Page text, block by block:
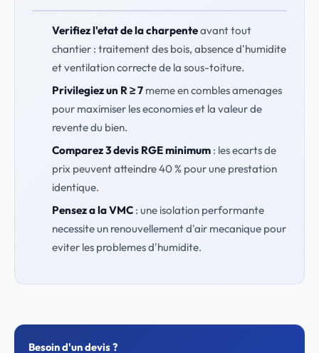
Verifiez l'etat de la charpenteavant tout
chantier : traitement des bois, absence d'humidite
et ventilation correcte de la sous-toiture.
Privilegiez un R ≥ 7meme en combles amenages
pour maximiser les economies et la valeur de
revente du bien.
Comparez 3 devis RGE minimum: les ecarts de
prix peuvent atteindre 40 % pour une prestation
identique.
Pensez a la VMC: une isolation performante
necessite un renouvellement d'air mecanique pour
eviter les problemes d'humidite.
Besoin d'un devis ?